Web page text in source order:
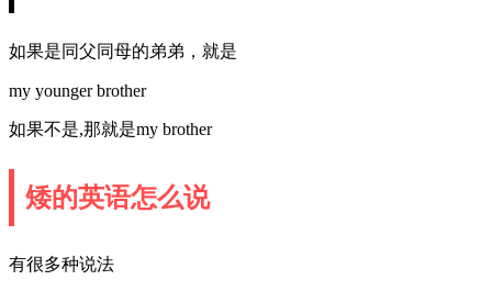
如果是同父同母的弟弟，就是
my younger brother
如果不是,那就是my brother
矮的英语怎么说
有很多种说法